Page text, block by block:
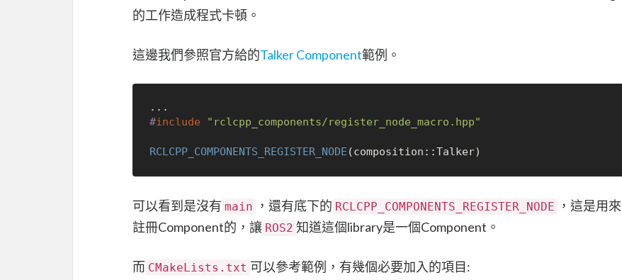
的工作造成程式卡頓。
這邊我們參照官方給的Talker Component範例。
#include "rclcpp_components/register_node_macro.hpp"
RCLCPP_COMPONENTS_REGISTER_NODE
可以看到是沒有 main ，還有底下的 RCLCPP_COMPONENTS_REGISTER_NODE
，這是用來
註冊Component的，讓 ROS2 知道這個library是一個Component。
而 CMakeLists.txt 可以參考範例，有幾個必要加入的項目: